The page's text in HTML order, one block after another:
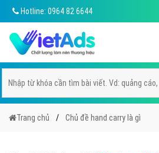
Hotline: 0964 82 6644
Trang chủ Chủ đề hand carry là gì